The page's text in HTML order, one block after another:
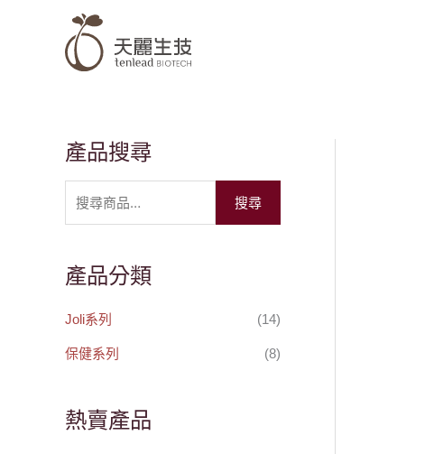
產品搜尋
搜
尋
關
:
搜尋
產品分類
Joli系列 (14)
保健系列 (8)
熱賣產品